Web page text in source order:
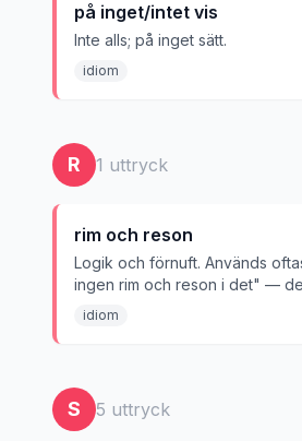
på inget/intet vis
Inte alls; på inget sätt.
idiom
R 1 uttryck
rim och reson
Logik och förnuft. Används
ingen rim och reson i det" —
sammanhang.
idiom
S 5 uttryck